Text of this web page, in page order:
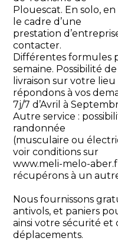
Plouescat. En solo,
le cadre d’une
prestation
contacter.
Différentes formules
semaine. Possibilité de
livraison sur votre
répondons à vos
7j/7 d’Avril à
Autre service :
randonnée
(musculaire ou
voir conditions sur
www.meli-melo-
récupérons à un
Nous fournissons
antivols, et paniers
ainsi votre sécurité et
déplacements.